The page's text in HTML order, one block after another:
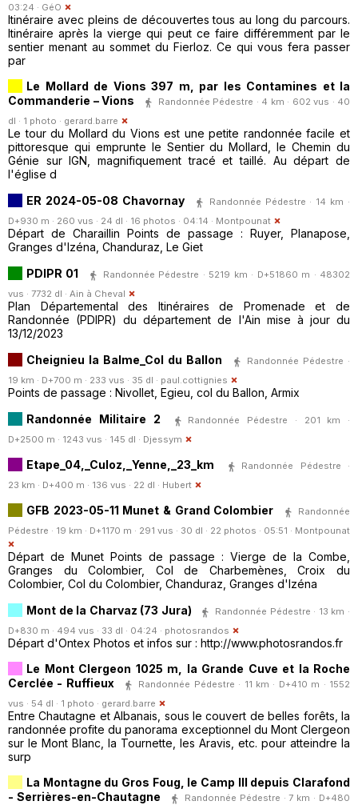
03:24 · GéO
Itinéraire avec pleins de découvertes tous au long du parcours.
Itinéraire après la vierge qui peut ce faire différemment par le
sentier menant au sommet du Fierloz. Ce qui vous fera passer
par
Le Mollard de Vions 397 m, par les Contamines et la
Commanderie – Vions
Randonnée Pédestre · 4 km · 602 vus · 40
dl · 1 photo · gerard.barre
Le tour du Mollard du Vions est une petite randonnée facile et
pittoresque qui emprunte le Sentier du Mollard, le Chemin du
Génie sur IGN, magnifiquement tracé et taillé. Au départ de
l'église d
ER 2024-05-08 Chavornay
Randonnée Pédestre · 14 km ·
D+930 m · 260 vus · 24 dl · 16 photos · 04:14 · Montpounat
Départ de Charaillin Points de passage : Ruyer, Planapose,
Granges d'Izéna, Chanduraz, Le Giet
PDIPR 01
Randonnée Pédestre · 5219 km · D+51860 m · 48302
vus · 7732 dl · Ain à Cheval
Plan Départemental des Itinéraires de Promenade et de
Randonnée (PDIPR) du département de l'Ain mise à jour du
13/12/2023
Cheignieu la Balme_Col du Ballon
Randonnée Pédestre ·
19 km · D+700 m · 233 vus · 35 dl · paul.cottignies
Points de passage : Nivollet, Egieu, col du Ballon, Armix
Randonnée Militaire 2
Randonnée Pédestre · 201 km ·
D+2500 m · 1243 vus · 145 dl · Djessym
Etape_04,_Culoz,_Yenne,_23_km
Randonnée Pédestre ·
23 km · D+400 m · 136 vus · 22 dl · Hubert
GFB 2023-05-11 Munet & Grand Colombier
Randonnée
Pédestre · 19 km · D+1170 m · 291 vus · 30 dl · 22 photos · 05:51 · Montpounat
Départ de Munet Points de passage : Vierge de la Combe,
Granges du Colombier, Col de Charbemènes, Croix du
Colombier, Col du Colombier, Chanduraz, Granges d'Izéna
Mont de la Charvaz (73 Jura)
Randonnée Pédestre · 13 km ·
D+830 m · 494 vus · 33 dl · 04:24 · photosrandos
Départ d'Ontex Photos et infos sur : http://www.photosrandos.fr
Le Mont Clergeon 1025 m, la Grande Cuve et la Roche
Cerclée - Ruffieux
Randonnée Pédestre · 11 km · D+410 m · 1552
vus · 54 dl · 1 photo · gerard.barre
Entre Chautagne et Albanais, sous le couvert de belles forêts, la
randonnée profite du panorama exceptionnel du Mont Clergeon
sur le Mont Blanc, la Tournette, les Aravis, etc. pour atteindre la
surp
La Montagne du Gros Foug, le Camp III depuis Clarafond
- Serrières-en-Chautagne
Randonnée Pédestre · 7 km · D+480